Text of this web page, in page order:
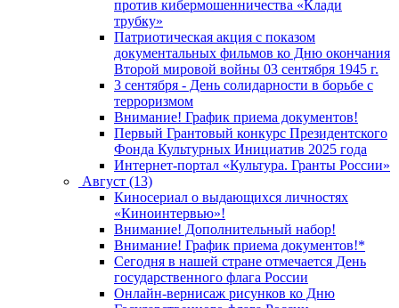
против кибермошенничества «Клади
трубку»
Патриотическая акция с показом
документальных фильмов ко Дню окончания
Второй мировой войны 03 сентября 1945 г.
3 сентября - День солидарности в борьбе с
терроризмом
Внимание! График приема документов!
Первый Грантовый конкурс Президентского
Фонда Культурных Инициатив 2025 года
Интернет-портал «Культура. Гранты России»
Август (13)
Киносериал о выдающихся личностях
«Киноинтервью»!
Внимание! Дополнительный набор!
Внимание! График приема документов!*
Сегодня в нашей стране отмечается День
государственного флага России
Онлайн-вернисаж рисунков ко Дню